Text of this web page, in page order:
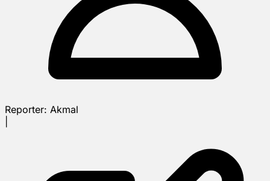
Reporter: Akmal